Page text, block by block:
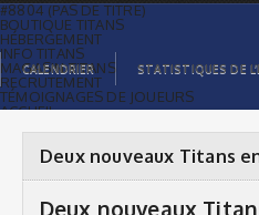
#8804 (PAS DE TITRE)
BOUTIQUE TITANS
HÉBERGEMENT
INFO TITANS
MAGASIN TITANS
RECRUTEMENT
TÉMOIGNAGES DE JOUEURS
ACCUEIL
GALERIE PHOTOS
STATISTIQUES
ORGANISATION
CALENDRIER STATISTIQUES DE
Deux nouveaux Titans
Deux nouveaux